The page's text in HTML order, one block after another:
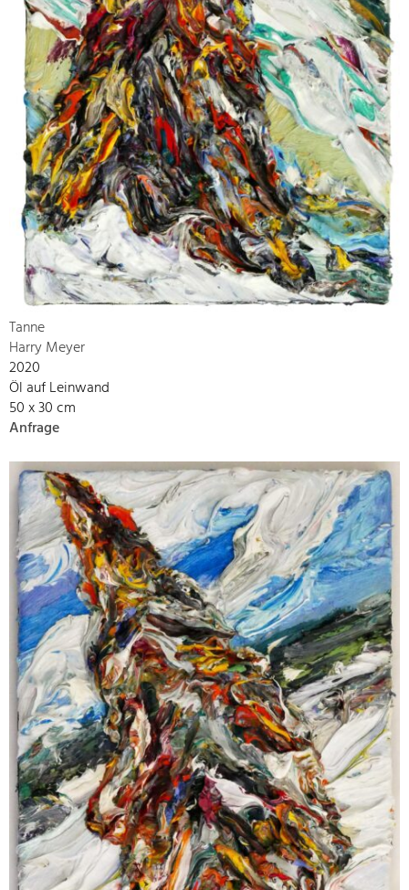
Tanne
Harry Meyer
2020
Öl auf Leinwand
50 x 30 cm
Anfrage